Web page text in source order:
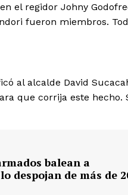
el regidor Johny
fueron miembros.
al alcalde David
que corrija este hecho.
balean a
despojan de más de